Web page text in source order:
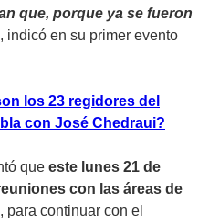
que, porque ya se fueron
indicó en su primer evento
los 23 regidores del
con José Chedraui?
que este lunes 21 de
con las áreas de
, para continuar con el